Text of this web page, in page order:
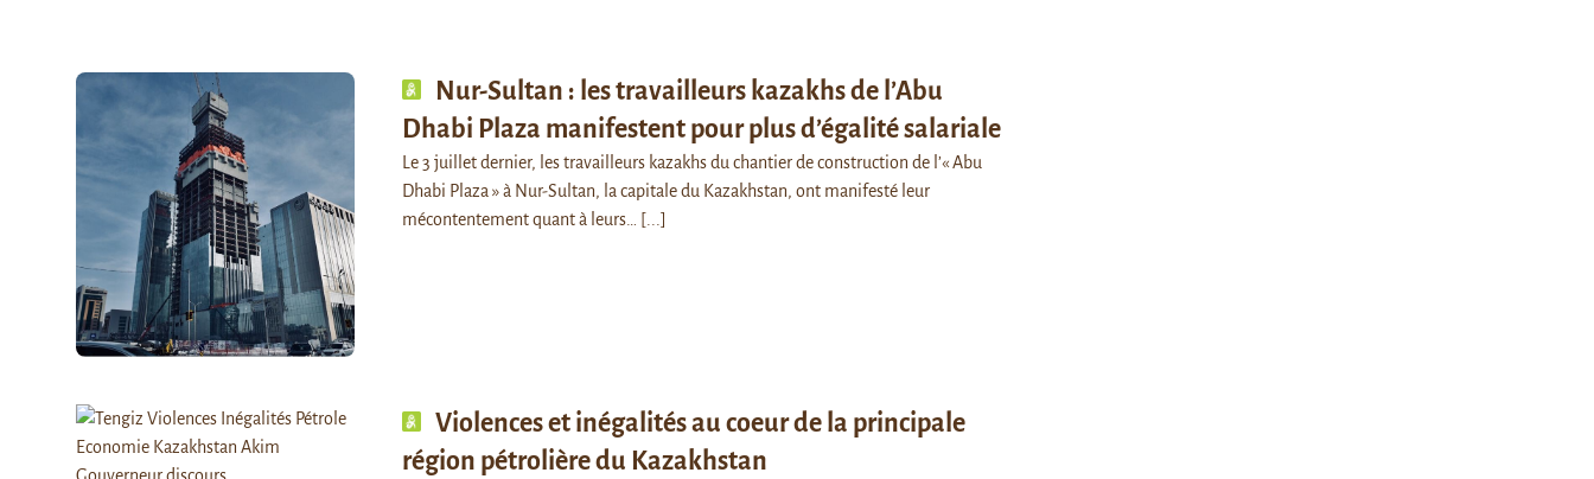
Nur-Sultan : les travailleurs kazakhs de l’Abu
Dhabi Plaza manifestent pour plus d’égalité salariale
Le 3 juillet dernier, les travailleurs kazakhs du chantier de construction de l’« Abu
Dhabi Plaza » à Nur-Sultan, la capitale du Kazakhstan, ont manifesté leur
mécontentement quant à leurs…
[...]
Violences et inégalités au coeur de la principale
région pétrolière du Kazakhstan